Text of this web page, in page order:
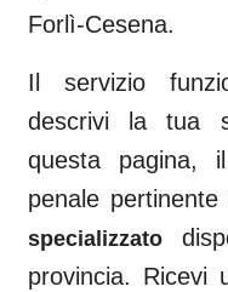
Forlì-Cesena.
Il servizio
descrivi la tua
questa pagina,
penale
specializzato
provincia. Ricevi